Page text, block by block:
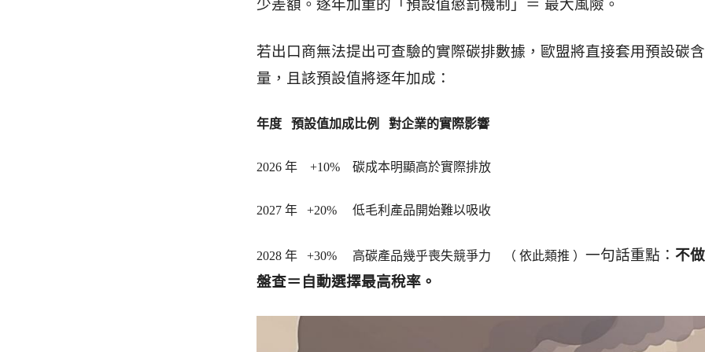
少差額。逐年加重的「預設值懲罰機制」＝ 最大風險。
若出口商無法提出可查驗的實際碳排數據，歐盟將直接套用預設碳含
量，且該預設值將逐年加成：
年度 預設值加成比例 對企業的實際影響
2026 年 +10% 碳成本明顯高於實際排放
2027 年 +20% 低毛利產品開始難以吸收
2028 年 +30% 高碳產品幾乎喪失競爭力 （ 依此類推 ） 一句話重點： 不
盤查＝自動選擇最高稅率。